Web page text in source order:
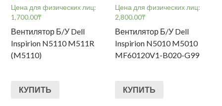
Цена для физических лиц:
1,700.00₸
Вентилятор Б/У Dell
Inspirion N5110 M511R
(M5110)
КУПИТЬ
Цена для физических лиц:
2,800.00₸
Вентилятор Б/У Dell
Inspirion N5010 M5010
MF60120V1-B020-G99
КУПИТЬ